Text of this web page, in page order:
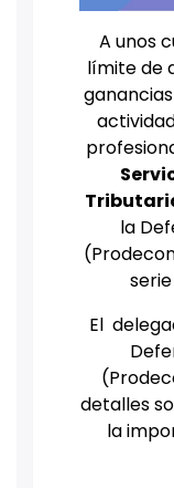
A unos
límite de
la
El
detalles
la